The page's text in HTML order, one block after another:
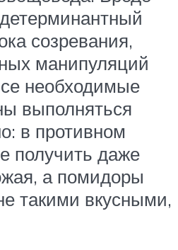
созревания,
манипуляций
необходимые
выполняться
в противном
получить даже
а помидоры
такими вкусными,